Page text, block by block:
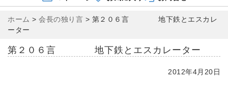
ホーム > 会長の独り言 > 第２０６言 地下鉄とエスカレ
ーター
第２０６言 地下鉄とエスカレーター
2012年4月20日